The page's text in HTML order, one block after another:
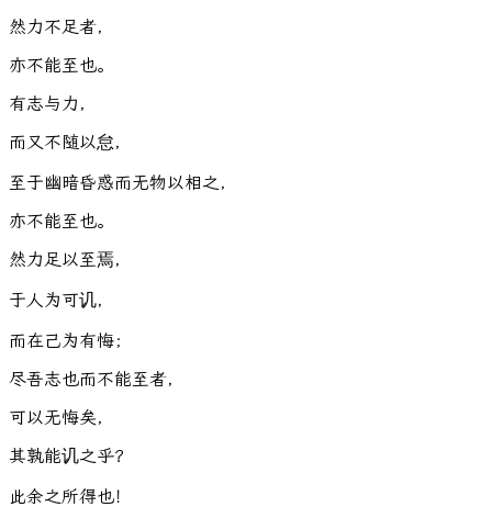
然力不足者，
亦不能至也。
有志与 力 ，
而 又不随以怠，
至于幽暗昏惑而无物以相之，
亦不能至也。
然力足以至焉，
于人为可讥，
而在己为有悔；
尽吾志也而不能至者，
可以无悔矣，
其孰能讥之乎？
此余之所得也！